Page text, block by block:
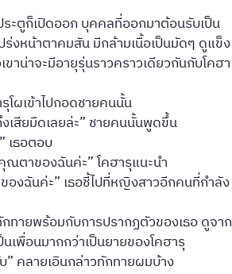
ระตูก็เปิดออก บุคคลที่ออกมาต้อนรับเป็น
ร่งหน้าตาคมสัน มีกล้ามเนื้อเป็นมัดๆ ดูแข็ง
าน่าจะมีอายุรุ่นราวคราวเดียวกันกับโคฮา
ผเข้าไปกอดชายคนนั้น
งเสียมืดเลยล่ะ” ชายคนนั้นพูดขึ้น
เธอตอบ
ณตาของฉันค่ะ” โคฮารุแนะนำ
งฉันค่ะ” เธอชี้ไปที่หญิงสาวอีกคนที่กำลัง
ทายพร้อมกับการปรากฏตัวของเธอ ดูจาก
เพื่อนมากกว่าเป็นยายของโคฮารุ
คลายเอินกล่าวทักทายผมบ้าง